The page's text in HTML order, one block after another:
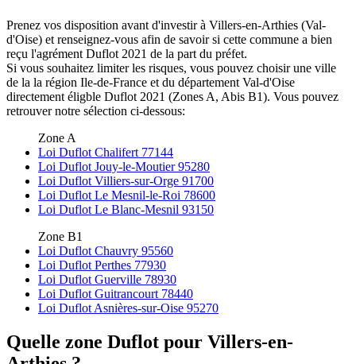
Prenez vos disposition avant d'investir à Villers-en-Arthies (Val-
d'Oise) et renseignez-vous afin de savoir si cette commune a bien
reçu l'agrément Duflot 2021 de la part du préfet.
Si vous souhaitez limiter les risques, vous pouvez choisir une ville
de la la région Ile-de-France et du département Val-d'Oise
directement éligble Duflot 2021 (Zones A, Abis B1). Vous pouvez
retrouver notre sélection ci-dessous:
Zone A
Loi Duflot Chalifert 77144
Loi Duflot Jouy-le-Moutier 95280
Loi Duflot Villiers-sur-Orge 91700
Loi Duflot Le Mesnil-le-Roi 78600
Loi Duflot Le Blanc-Mesnil 93150
Zone B1
Loi Duflot Chauvry 95560
Loi Duflot Perthes 77930
Loi Duflot Guerville 78930
Loi Duflot Guitrancourt 78440
Loi Duflot Asnières-sur-Oise 95270
Quelle zone Duflot pour Villers-en-